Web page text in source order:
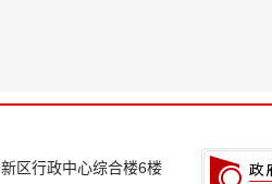
信息公开的时效性还需进一
区行政中心综合楼6楼